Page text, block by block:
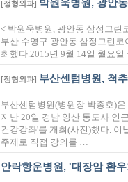
[정형외과] 박원욱병원, 광안
< 박원욱병원, 광안동 삼정그린
부산 수영구 광안동 삼정그린
최했다.2015년 9월 14일 월요일
[정형외과] 부산센텀병원, 척
부산센텀병원(병원장 박종호)
지난 20일 경남 양산 통도사 인
건강강좌'를 개최(사진)했다. 이
주제로 직접 강의를 …
안락항운병원, '대장암 환